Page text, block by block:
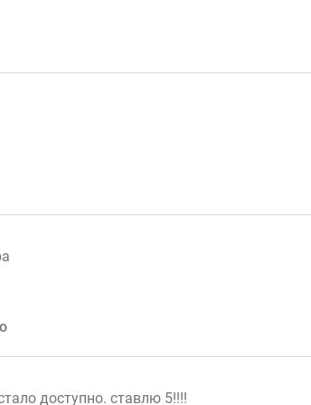
доступно. ставлю 5!!!!